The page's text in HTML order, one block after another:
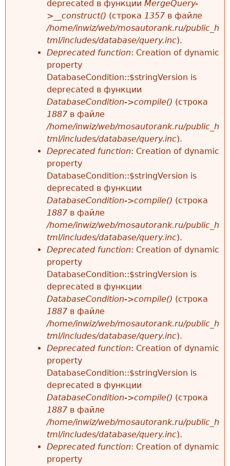
deprecated в функции MergeQuery-
>__construct() (строка 1357 в файле
/home/inwiz/web/mosautorank.ru/public_h
tml/includes/database/query.inc).
Deprecated function: Creation of dynamic
property
DatabaseCondition::$stringVersion is
deprecated в функции
DatabaseCondition->compile() (строка
1887 в файле
/home/inwiz/web/mosautorank.ru/public_h
tml/includes/database/query.inc).
Deprecated function: Creation of dynamic
property
DatabaseCondition::$stringVersion is
deprecated в функции
DatabaseCondition->compile() (строка
1887 в файле
/home/inwiz/web/mosautorank.ru/public_h
tml/includes/database/query.inc).
Deprecated function: Creation of dynamic
property
DatabaseCondition::$stringVersion is
deprecated в функции
DatabaseCondition->compile() (строка
1887 в файле
/home/inwiz/web/mosautorank.ru/public_h
tml/includes/database/query.inc).
Deprecated function: Creation of dynamic
property
DatabaseCondition::$stringVersion is
deprecated в функции
DatabaseCondition->compile() (строка
1887 в файле
/home/inwiz/web/mosautorank.ru/public_h
tml/includes/database/query.inc).
Deprecated function: Creation of dynamic
property